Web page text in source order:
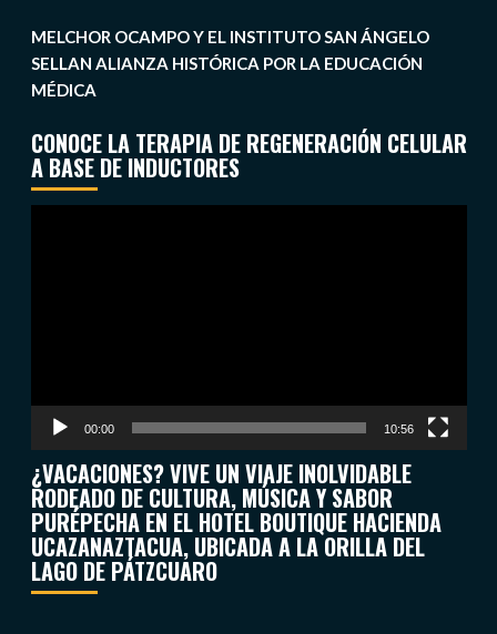
MELCHOR OCAMPO Y EL INSTITUTO SAN ÁNGELO
SELLAN ALIANZA HISTÓRICA POR LA EDUCACIÓN
MÉDICA
CONOCE LA TERAPIA DE REGENERACIÓN CELULAR
A BASE DE INDUCTORES
00:00 10:56
¿VACACIONES? VIVE UN VIAJE INOLVIDABLE
RODEADO DE CULTURA, MÚSICA Y SABOR
PURÉPECHA EN EL HOTEL BOUTIQUE HACIENDA
UCAZANAZTACUA, UBICADA A LA ORILLA DEL
LAGO DE PÁTZCUARO